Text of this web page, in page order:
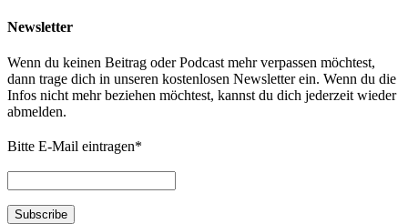
Newsletter
Wenn du keinen Beitrag oder Podcast mehr verpassen möchtest,
dann trage dich in unseren kostenlosen Newsletter ein. Wenn du die
Infos nicht mehr beziehen möchtest, kannst du dich jederzeit wieder
abmelden.
Bitte E-Mail eintragen*